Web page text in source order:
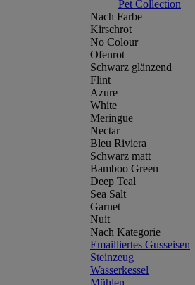
Pet Collection
Nach Farbe
Kirschrot
No Colour
Ofenrot
Schwarz glänzend
Flint
Azure
White
Meringue
Nectar
Bleu Riviera
Schwarz matt
Bamboo Green
Deep Teal
Sea Salt
Garnet
Nuit
Nach Kategorie
Emailliertes Gusseisen
Steinzeug
Wasserkessel
Mühlen